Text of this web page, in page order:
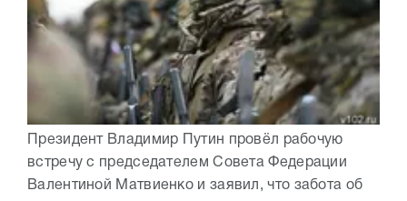
Президент Владимир Путин провёл рабочую
встречу с председателем Совета Федерации
Валентиной Матвиенко и заявил, что забота об